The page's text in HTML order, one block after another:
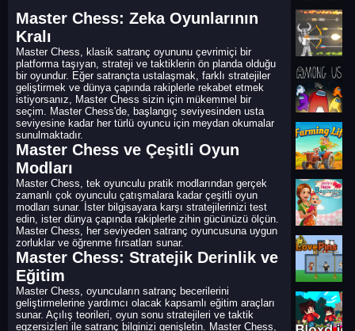
Master Chess: Zeka Oyunlarının
Kralı
Master Chess, klasik satranç oyununu çevrimiçi bir
platforma taşıyan, strateji ve taktiklerin ön planda olduğu
bir oyundur. Eğer satrançta ustalaşmak, farklı stratejiler
geliştirmek ve dünya çapında rakiplerle rekabet etmek
istiyorsanız, Master Chess sizin için mükemmel bir
seçim. Master Chess'de, başlangıç seviyesinden usta
seviyesine kadar her türlü oyuncu için meydan okumalar
sunulmaktadır.
Master Chess ve Çeşitli Oyun
Modları
Master Chess, tek oyunculu pratik modlarından gerçek
zamanlı çok oyunculu çatışmalara kadar çeşitli oyun
modları sunar. İster bilgisayara karşı stratejilerinizi test
edin, ister dünya çapında rakiplerle zihin gücünüzü ölçün.
Master Chess, her seviyeden satranç oyuncusuna uygun
zorluklar ve öğrenme fırsatları sunar.
Master Chess: Stratejik Derinlik ve
Eğitim
Master Chess, oyuncuların satranç becerilerini
geliştirmelerine yardımcı olacak kapsamlı eğitim araçları
sunar. Açılış teorileri, oyun sonu stratejileri ve taktik
egzersizleri ile satranç bilginizi genişletin. Master Chess,